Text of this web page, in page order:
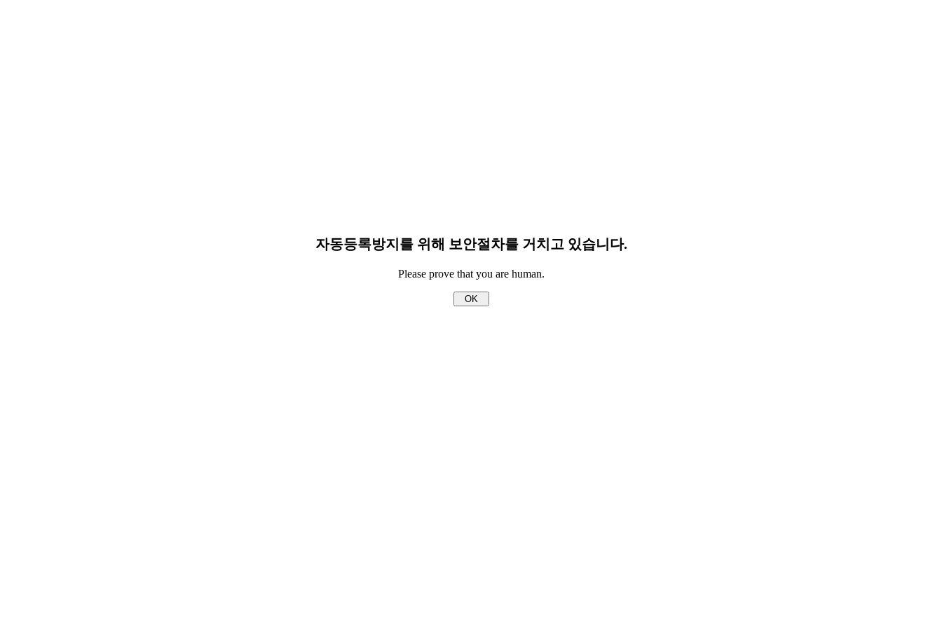
자동등록방지를 위해 보안절차를 거치고 있습니다.
Please prove that you are human.